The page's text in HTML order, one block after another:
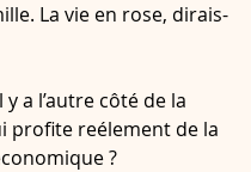
La vie en rose, dirais-
a l’autre côté de la
profite reélement de la
?